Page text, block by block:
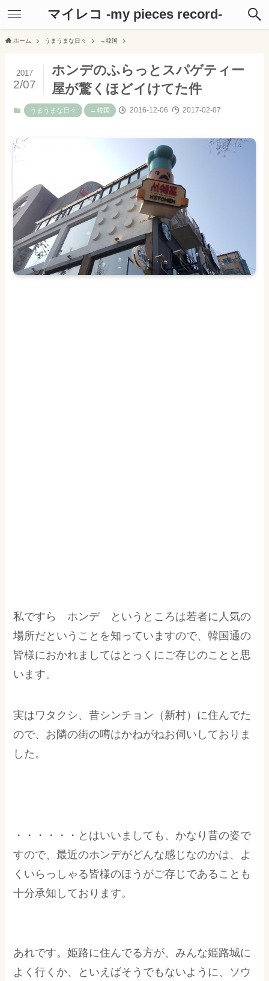
マイレコ -my pieces record-
ホーム うまうまな日々 →韓国
ホンデのふらっとスパゲティー
屋が驚くほどイけてた件
2017
2/07
うまうまな日々 →韓国 2016-12-06 2017-02-07
私ですら ホンデ というところは若者に人気の
場所だということを知っていますので、韓国通の
皆様におかれましてはとっくにご存じのことと思
います。
実はワタクシ、昔シンチョン（新村）に住んでた
ので、お隣の街の噂はかねがねお伺いしておりま
した。
・・・・・・とはいいましても、かなり昔の姿で
すので、最近のホンデがどんな感じなのかは、よ
くいらっしゃる皆様のほうがご存じであることも
十分承知しております。
あれです。姫路に住んでる方が、みんな姫路城に
よく行くか、といえばそうでもないように、ソウ